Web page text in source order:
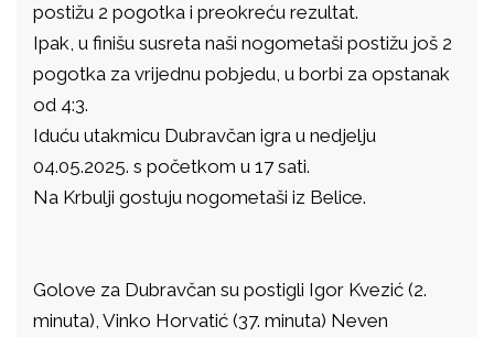
postižu 2 pogotka i preokreću rezultat.
Ipak, u finišu susreta naši nogometaši postižu još 2
pogotka za vrijednu pobjedu, u borbi za opstanak
od 4:3.
Iduću utakmicu Dubravčan igra u nedjelju
04.05.2025. s početkom u 17 sati.
Na Krbulji gostuju nogometaši iz Belice.
Golove za Dubravčan su postigli Igor Kvezić (2.
minuta), Vinko Horvatić (37. minuta) Neven